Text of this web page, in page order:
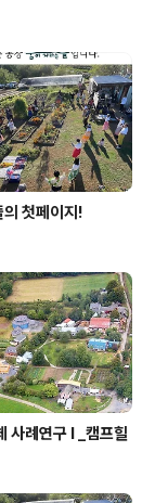
첫페이지!
사례연구 I _캠프힐